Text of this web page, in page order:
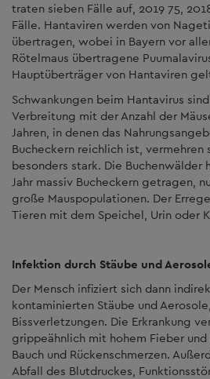
traten sieben Fälle auf, 2019 75,
Fälle. Hantaviren werden von
übertragen, wobei in Bayern vor
Rötelmaus übertragene
Hauptüberträger von Hantaviren
Schwankungen beim Hantavirus
Verbreitung mit der Anzahl der
Jahren, in denen das
Bucheckern reichlich ist, vermehren
besonders stark. Die Buchenwälder
Jahr massiv Bucheckern getragen,
große Mauspopulationen. Der
Tieren mit dem Speichel, Urin oder
Infektion durch Stäube und
Der Mensch infiziert sich dann
kontaminierten Stäube und
Bissverletzungen. Die Erkrankung
grippeähnlich mit hohem Fieber
Bauch und Rückenschmerzen.
Abfall des Blutdruckes,